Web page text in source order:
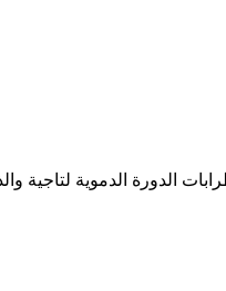
الدورة الدموية لتاجية